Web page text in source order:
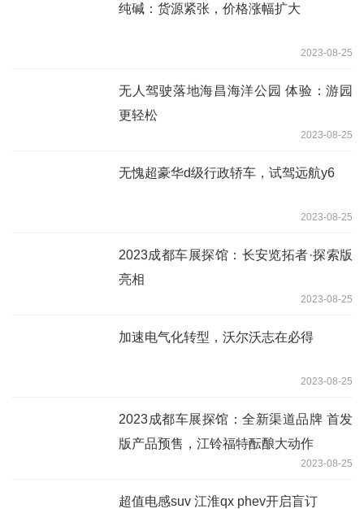
纯碱：货源紧张，价格涨幅扩大
2023-08-25
无人驾驶落地海昌海洋公园 体验：游园
更轻松
2023-08-25
无愧超豪华d级行政轿车，试驾远航y6
2023-08-25
2023成都车展探馆：长安览拓者·探索版
亮相
2023-08-25
加速电气化转型，沃尔沃志在必得
2023-08-25
2023成都车展探馆：全新渠道品牌 首发
版产品预售，江铃福特酝酿大动作
2023-08-25
超值电感suv 江淮qx phev开启盲订